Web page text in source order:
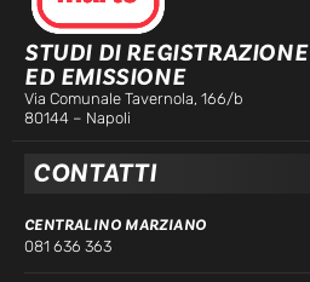
STUDI DI REGISTRAZIONE
ED EMISSIONE
Via Comunale Tavernola, 166/b
80144 – Napoli
CONTATTI
CENTRALINO MARZIANO
081 636 363